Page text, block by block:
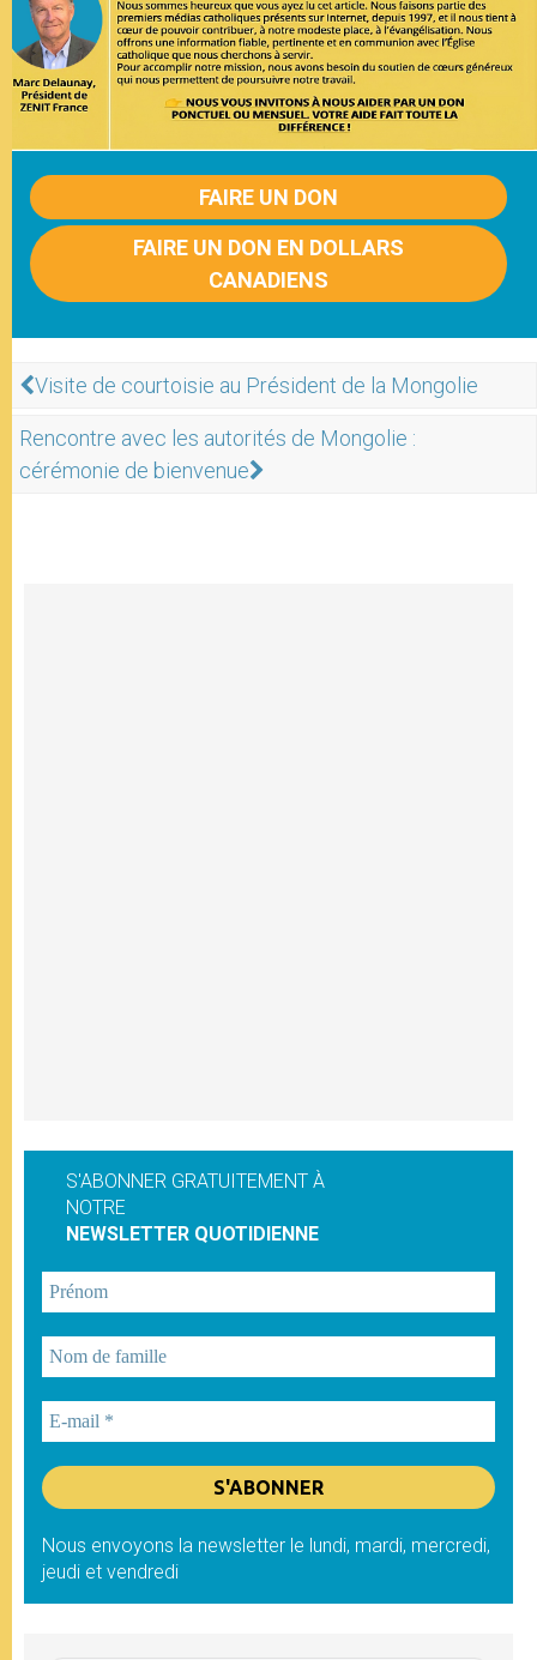
FAIRE UN DON
FAIRE UN DON EN DOLLARS
CANADIENS
Visite de courtoisie au Président de la Mongolie
Rencontre avec les autorités de Mongolie :
cérémonie de bienvenue
S'ABONNER GRATUITEMENT À
NOTRE
NEWSLETTER QUOTIDIENNE
Nous envoyons la newsletter le lundi, mardi, mercredi,
jeudi et vendredi